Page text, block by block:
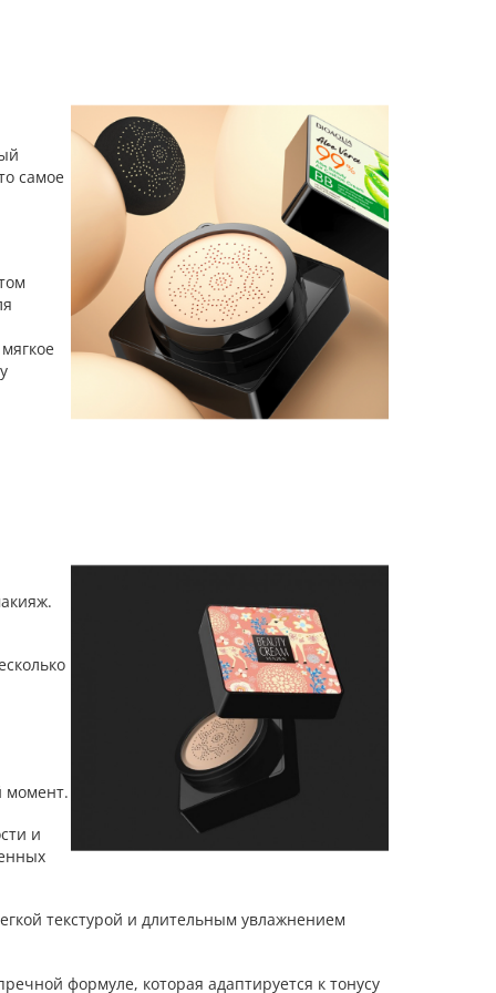
самое
момент.
и
текстурой и длительным увлажнением
формуле, которая адаптируется к тонусу